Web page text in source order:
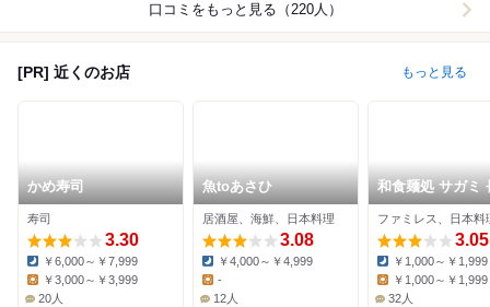
口コミをもっと見る（220人）
[PR] 近くのお店 もっと見る
かめ寿司
寿司
3.30
Dinner:
￥6,000～￥7,999
Lunch:
￥3,000～￥3,999
20人
魚toあさひ
居酒屋、海鮮、日本料理
3.08
Dinner:
￥4,000～￥4,999
Lunch:
-
12人
和食麺処 サガミ
手店
3.05
Dinner:
￥1,000～￥1,999
Lunch:
￥1,000～￥1,999
32人